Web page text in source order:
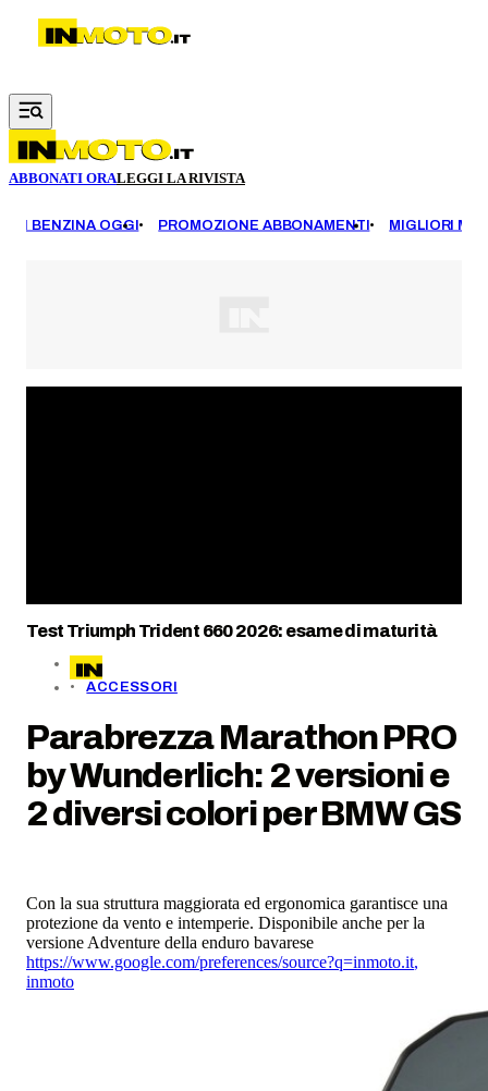
Vai al contenuto principale
ABBONATI ORALEGGI LA RIVISTA
BENZINA OGGI PROMOZIONE ABBONAMENTI MIGLIORI
Test Triumph Trident 660 2026: esame di maturità
ACCESSORI
Parabrezza Marathon PRO
by Wunderlich: 2 versioni e
2 diversi colori per BMW GS
Con la sua struttura maggiorata ed ergonomica garantisce una
protezione da vento e intemperie. Disponibile anche per la
versione Adventure della enduro bavarese
https://www.google.com/preferences/source?q=inmoto.it,
inmoto